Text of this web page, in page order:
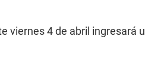
viernes 4 de abril ingresará